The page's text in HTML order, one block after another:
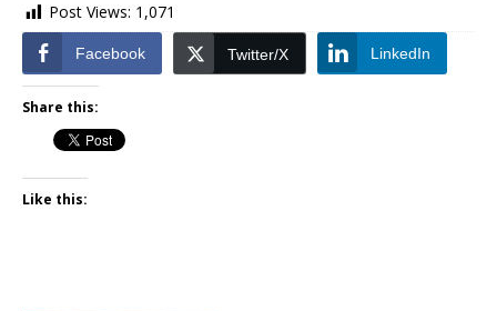
Post Views: 1,071
Facebook Twitter/X LinkedIn
Share this:
Like this: